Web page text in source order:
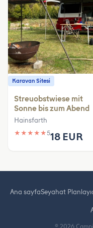
Karavan Sitesi
Streuobstwiese mit
Sonne bis zum Abend
Hainsfarth
★ ★ ★ ★ ★518 EUR
Ana sayfaSeyahat
© 2026